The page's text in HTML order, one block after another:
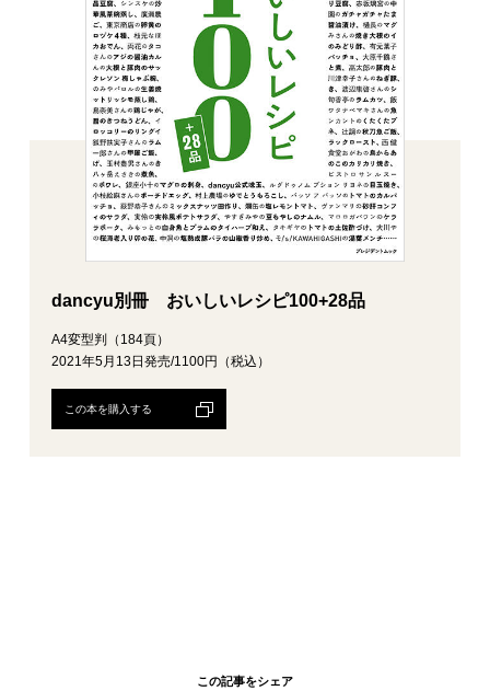
dancyu別冊 おいしいレシピ100+28品
A4変型判（184頁）
2021年5月13日発売/1100円（税込）
この本を購入する
この記事をシェア